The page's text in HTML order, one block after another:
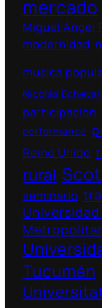
mercado
Miguel Ángel
modernidad
musica
Nicolás
participacion
performance
Reino Unido
rural
seminario
Tucumán